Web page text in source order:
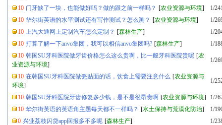
10 门牙缺了一块，也能做好吗？做的跟之前一样吗？ [农业资源与环境]
1/
10 华尔街英语的水平测试还有写作测试？怎么测？ [农业资源与环境]
1/
10 上汽大通网上定制汽车怎么定制？ [森林生产]
1/
10 打算了解一下anvo集团，我可以相信anvo集团吗? [森林生产]
1/
10 韩国SU牙科医院做牙齿价格怎么这么贵啊，比一般牙科医院贵呢 [农
业资源与环境]
1/
10 在韩国SU牙科医院做瓷贴面的话，饮食上需要注意什么 [农业资源与
环境]
1/
10 韩国SU牙科医院牙齿修复多少钱，是不是很昂贵啊 [农业资源与环境]
1/
10 华尔街英语的英语角主题每天都不一样吗？ [水土保持与荒漠化防治]
1/
0 兴业荔枝闪贷app回报多不多呢 [森林生产]
1/